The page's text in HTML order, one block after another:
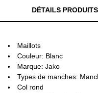
DÉTAILS PRODUITS
Maillots
Couleur: Blanc
Marque: Jako
Types de manches:
Col rond